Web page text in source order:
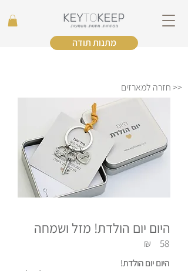
מתנות תודה
<< חזרה למארזים
היום יום הולדת! מזל ושמחה
58
₪
היום יום הולדת!